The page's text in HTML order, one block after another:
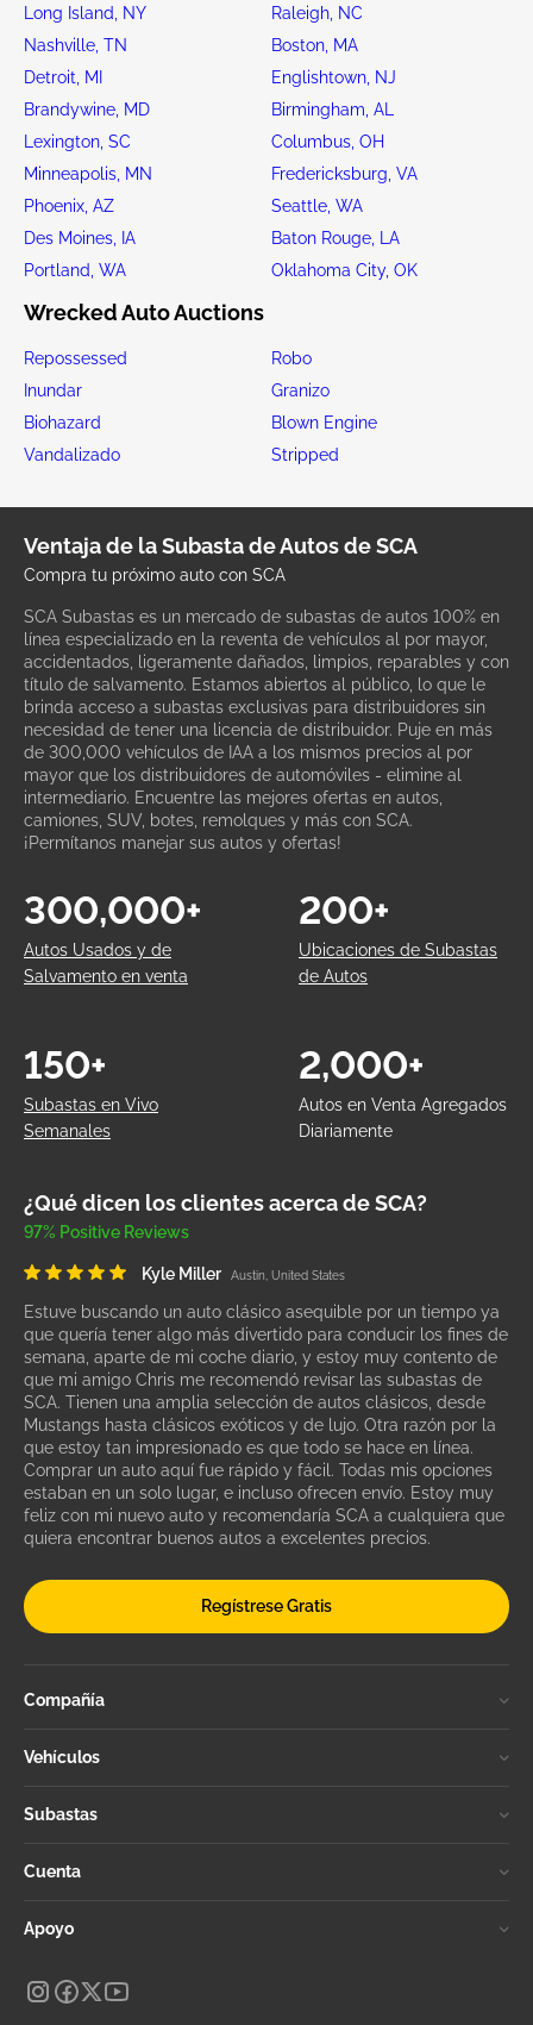
Long Island, NY
Raleigh, NC
Nashville, TN
Boston, MA
Detroit, MI
Englishtown, NJ
Brandywine, MD
Birmingham, AL
Lexington, SC
Columbus, OH
Minneapolis, MN
Fredericksburg, VA
Phoenix, AZ
Seattle, WA
Des Moines, IA
Baton Rouge, LA
Portland, WA
Oklahoma City, OK
Wrecked Auto Auctions
Repossessed
Robo
Inundar
Granizo
Biohazard
Blown Engine
Vandalizado
Stripped
Ventaja de la Subasta de Autos de SCA
Compra tu próximo auto con SCA
SCA Subastas es un mercado de subastas de autos 100% en
línea especializado en la reventa de vehículos al por mayor,
accidentados, ligeramente dañados, limpios, reparables y con
título de salvamento. Estamos abiertos al público, lo que le
brinda acceso a subastas exclusivas para distribuidores sin
necesidad de tener una licencia de distribuidor. Puje en más
de 300,000 vehículos de IAA a los mismos precios al por
mayor que los distribuidores de automóviles - elimine al
intermediario. Encuentre las mejores ofertas en autos,
camiones, SUV, botes, remolques y más con SCA.
¡Permítanos manejar sus autos y ofertas!
Autos Usados y de
Salvamento en venta
300,000+
Ubicaciones de Subastas
de Autos
200+
Subastas en Vivo
Semanales
150+
Autos en Venta Agregados
Diariamente
2,000+
¿Qué dicen los clientes acerca de SCA?
97% Positive Reviews
Kyle Miller Austin, United States
Estuve buscando un auto clásico asequible por un tiempo ya
que quería tener algo más divertido para conducir los fines de
semana, aparte de mi coche diario, y estoy muy contento de
que mi amigo Chris me recomendó revisar las subastas de
SCA. Tienen una amplia selección de autos clásicos, desde
Mustangs hasta clásicos exóticos y de lujo. Otra razón por la
que estoy tan impresionado es que todo se hace en línea.
Comprar un auto aquí fue rápido y fácil. Todas mis opciones
estaban en un solo lugar, e incluso ofrecen envío. Estoy muy
feliz con mi nuevo auto y recomendaría SCA a cualquiera que
quiera encontrar buenos autos a excelentes precios.
Regístrese Gratis
Compañía
Vehículos
Subastas
Cuenta
Apoyo